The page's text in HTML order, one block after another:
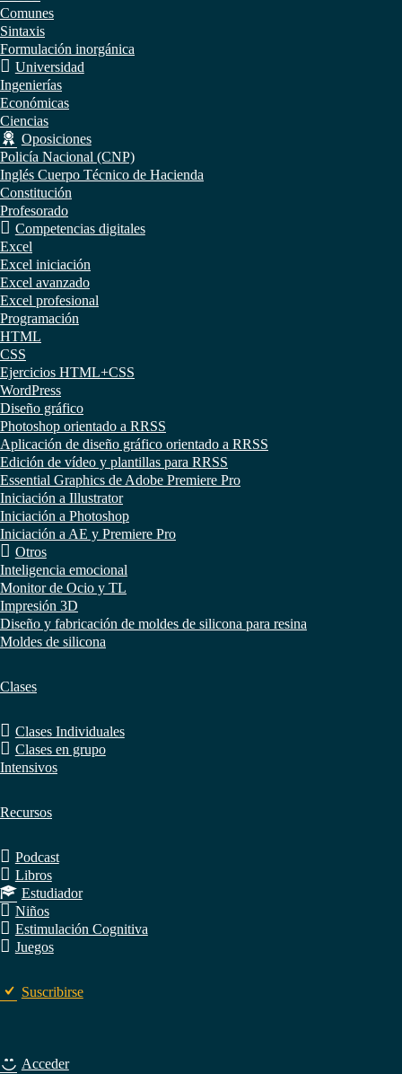
Comunes
Sintaxis
Formulación inorgánica
Universidad
Ingenierías
Económicas
Ciencias
Oposiciones
Policía Nacional (CNP)
Inglés Cuerpo Técnico de Hacienda
Constitución
Profesorado
Competencias digitales
Excel
Excel iniciación
Excel avanzado
Excel profesional
Programación
HTML
CSS
Ejercicios HTML+CSS
WordPress
Diseño gráfico
Photoshop orientado a RRSS
Aplicación de diseño gráfico orientado a RRSS
Edición de vídeo y plantillas para RRSS
Essential Graphics de Adobe Premiere Pro
Iniciación a Illustrator
Iniciación a Photoshop
Iniciación a AE y Premiere Pro
Otros
Inteligencia emocional
Monitor de Ocio y TL
Impresión 3D
Diseño y fabricación de moldes de silicona para resina
Moldes de silicona
Clases
Clases Individuales
Clases en grupo
Intensivos
Recursos
Podcast
Libros
Estudiador
Niños
Estimulación Cognitiva
Juegos
Suscribirse
Acceder